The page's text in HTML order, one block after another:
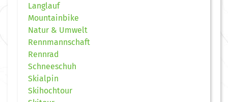
Langlauf
Mountainbike
Natur & Umwelt
Rennmannschaft
Rennrad
Schneeschuh
Skialpin
Skihochtour